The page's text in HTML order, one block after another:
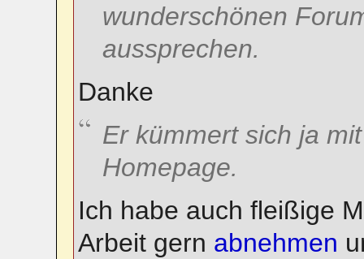
wunderschönen
aussprechen.
Danke
Er kümmert sich ja
Homepage.
Ich habe auch fleißige
Arbeit gern abnehmen